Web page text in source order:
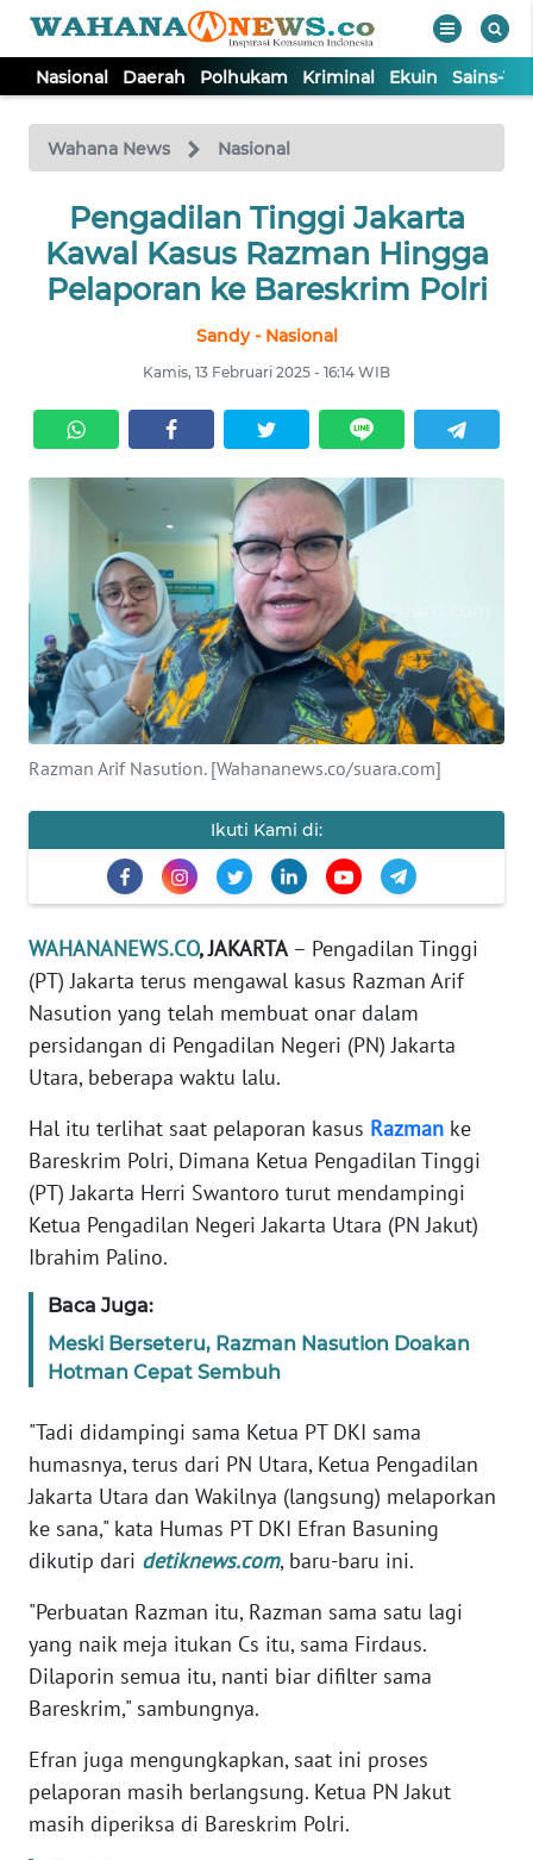
Nasional Daerah Polhukam Kriminal Ekuin Sains-
Wahana News Nasional
Pengadilan Tinggi Jakarta
Kawal Kasus Razman Hingga
Pelaporan ke Bareskrim Polri
Sandy - Nasional
Kamis, 13 Februari 2025 - 16:14 WIB
Razman Arif Nasution. [Wahananews.co/suara.com]
Ikuti Kami di:
WAHANANEWS.CO, JAKARTA– Pengadilan Tinggi
(PT) Jakarta terus mengawal kasus Razman Arif
Nasution yang telah membuat onar dalam
persidangan di Pengadilan Negeri (PN) Jakarta
Utara, beberapa waktu lalu.
Hal itu terlihat saat pelaporan kasus Razman ke
Bareskrim Polri, Dimana Ketua Pengadilan Tinggi
(PT) Jakarta Herri Swantoro turut mendampingi
Ketua Pengadilan Negeri Jakarta Utara (PN Jakut)
Ibrahim Palino.
Baca Juga:
Meski Berseteru, Razman Nasution Doakan
Hotman Cepat Sembuh
"Tadi didampingi sama Ketua PT DKI sama
humasnya, terus dari PN Utara, Ketua Pengadilan
Jakarta Utara dan Wakilnya (langsung) melaporkan
ke sana," kata Humas PT DKI Efran Basuning
dikutip dari detiknews.com, baru-baru ini.
"Perbuatan Razman itu, Razman sama satu lagi
yang naik meja itukan Cs itu, sama Firdaus.
Dilaporin semua itu, nanti biar difilter sama
Bareskrim," sambungnya.
Efran juga mengungkapkan, saat ini proses
pelaporan masih berlangsung. Ketua PN Jakut
masih diperiksa di Bareskrim Polri.
TV
Tutup
NASIONAL
DAERAH
KRIMINAL
EKUIN
SAINS-TEKNO
KESEHATAN
INTERNASIONAL
SERBA-SERBI
PENDIDIKAN
OLAHRAGA
OPINI
EDITORIAL
Informasi
INDEKS
BERITA
KONTAK
INFO
PEDOMAN
MEDIA
SIBER
KARIR
DISCLAIMER
Wahana
News
Regional